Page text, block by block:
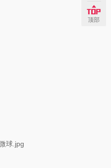
顶部